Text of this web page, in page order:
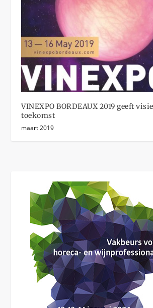
VINEXPO BORDEAUX 2019 geeft
toekomst
maart 2019